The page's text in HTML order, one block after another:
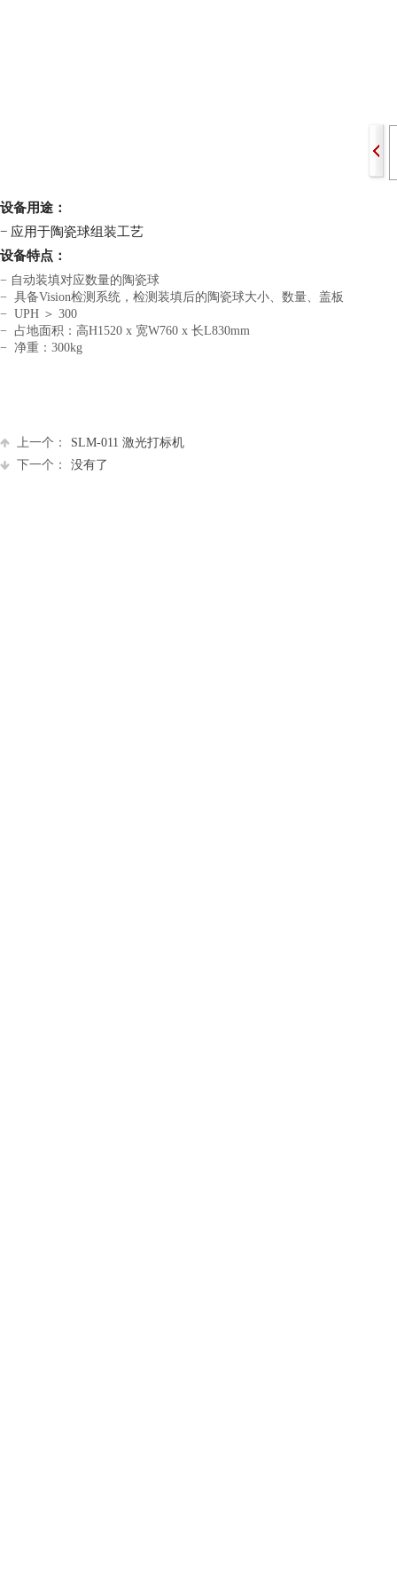
设备用途：
− 应用于陶瓷球组装工艺
设备特点：
− 自动装填对应数量的陶瓷球
− 具备Vision检测系统，检测装填后的陶瓷球大小、数量、盖板
− UPH ＞ 300
− 占地面积：高H1520 x 宽W760 x 长L830mm
− 净重：300kg
上一个：
SLM-011 激光打标机
下一个：
没有了